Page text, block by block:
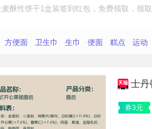
麦酥性饼干1盒装签到红包 ，免费领取，领
方便面 卫生巾 生巾 便面 糕点 运动
士丹
券3元